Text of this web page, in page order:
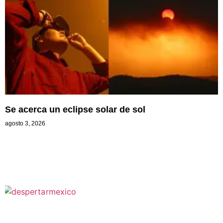
Se acerca un eclipse solar de sol
agosto 3, 2026